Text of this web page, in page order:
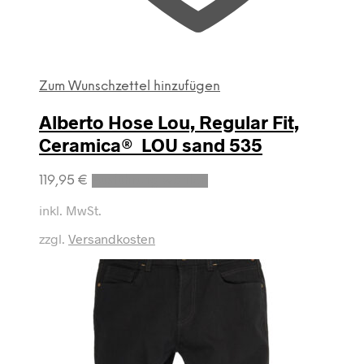
Zum Wunschzettel hinzufügen
Alberto Hose Lou, Regular Fit,
Ceramica® LOU sand 535
119,95 €
Dieses
auf.
Die
Optionen
Produktseite
inkl. MwSt.
zzgl. Versandkosten